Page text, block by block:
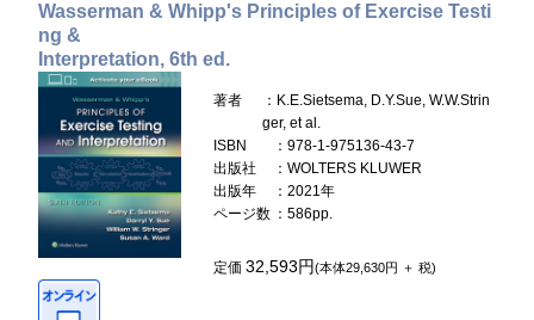
Wasserman & Whipp's Principles of Exercise Testi
ng &
Interpretation, 6th ed.
著者
：K.E.Sietsema, D.Y.Sue, W.W.Strin
ger, et al.
ISBN
：978-1-975136-43-7
出版社
：WOLTERS KLUWER
出版年
：2021年
ページ数 ：586pp.
定価32,593円(本体29,630円 ＋ 税)